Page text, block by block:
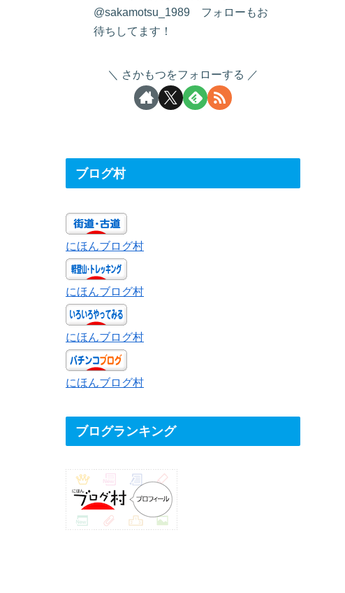
@sakamotsu_1989 フォローもお
待ちしてます！
さかもつをフォローする
ブログ村
にほんブログ村
にほんブログ村
にほんブログ村
にほんブログ村
ブログランキング